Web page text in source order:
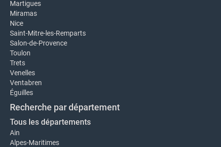
Martigues
Miramas
Nice
Saint-Mitre-les-Remparts
Salon-de-Provence
Toulon
Trets
Venelles
Ventabren
Éguilles
Recherche par département
Tous les départements
Ain
Alpes-Maritimes